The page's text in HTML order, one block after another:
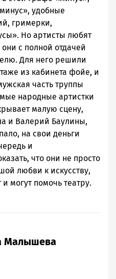
удобные
гримерки,
Но артисты любят
с полной отдачей
Для него решили
из кабинета фойе, и
часть труппы
народные артистки
малую сцену,
и Валерий Баулины,
на свои деньги
и
что они не просто
любви к искусству,
могут помочь театру.
Малышева